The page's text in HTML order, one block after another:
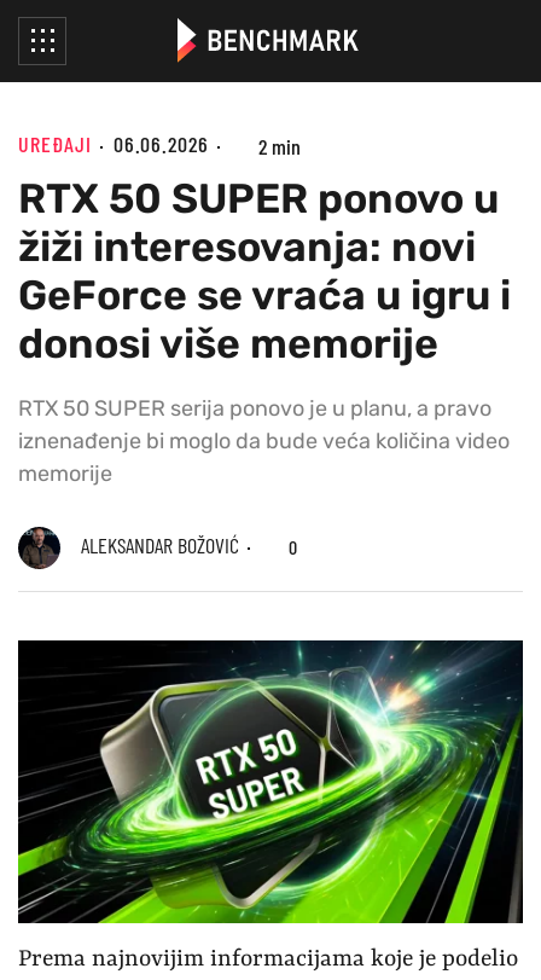
UREĐAJI 06.06.2026 2 min
RTX 50 SUPER ponovo u
žiži interesovanja: novi
GeForce se vraća u igru i
donosi više memorije
RTX 50 SUPER serija ponovo je u planu, a pravo
iznenađenje bi moglo da bude veća količina video
memorije
ALEKSANDAR BOŽOVIĆ 0
Prema najnovijim informacijama koje je podelio